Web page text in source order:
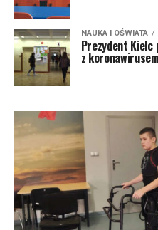
NAUKA I OŚWIATA
Prezydent Kielc
z